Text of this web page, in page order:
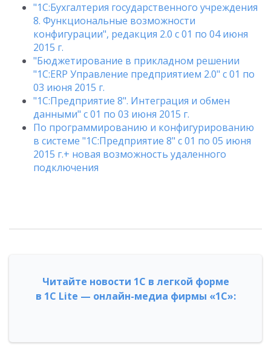
"1C:Бухгалтерия государственного учреждения
8. Функциональные возможности
конфигурации", редакция 2.0 с 01 по 04 июня
2015 г.
"Бюджетирование в прикладном решении
"1С:ERP Управление предприятием 2.0" с 01 по
03 июня 2015 г.
"1С:Предприятие 8". Интеграция и обмен
данными" с 01 по 03 июня 2015 г.
По программированию и конфигурированию
в системе "1С:Предприятие 8" с 01 по 05 июня
2015 г.+ новая возможность удаленного
подключения
Читайте новости 1С в легкой форме
в 1С Lite — онлайн-медиа фирмы «1С»: